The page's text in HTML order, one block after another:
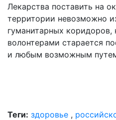
Лекарства поставить на
территории невозможно
гуманитарных
волонтерами старается
и любым возможным
Теги: здоровье ,